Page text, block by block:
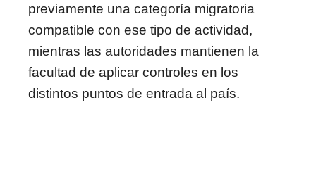
previamente una categoría migratoria
compatible con ese tipo de actividad,
mientras las autoridades mantienen la
facultad de aplicar controles en los
distintos puntos de entrada al país.